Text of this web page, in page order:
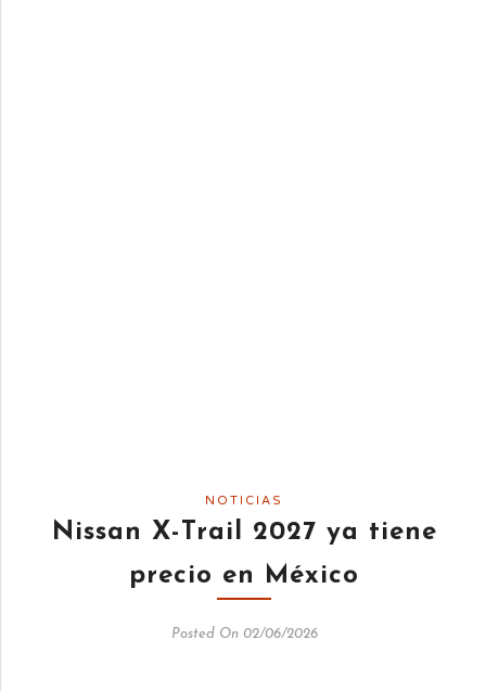
NOTICIAS
Nissan X-Trail 2027 ya tiene
precio en México
Posted On 02/06/2026